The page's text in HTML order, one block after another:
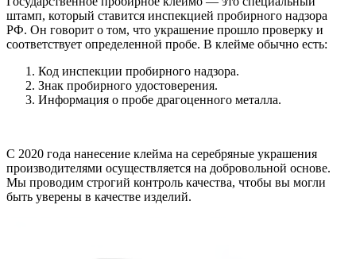
штамп, который ставится инспекцией пробирного надзора
РФ. Он говорит о том, что украшение прошло проверку и
соответствует определенной пробе. В клейме обычно есть:
Код инспекции пробирного надзора.
Знак пробирного удостоверения.
Информация о пробе драгоценного металла.
С 2020 года нанесение клейма на серебряные украшения
производителями осуществляется на добровольной основе.
Мы проводим строгий контроль качества, чтобы вы могли
быть уверены в качестве изделий.